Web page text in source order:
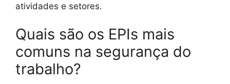
atividades e setores.
Quais são os EPIs mais
comuns na segurança do
trabalho?